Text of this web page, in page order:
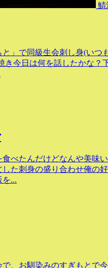
鯖
」で同級生会刺し身(い
き今日は何を話したかな
べたんだけどなんや美味
た刺身の盛り合わせ俺の
...
、お馴染みのすぎもとで